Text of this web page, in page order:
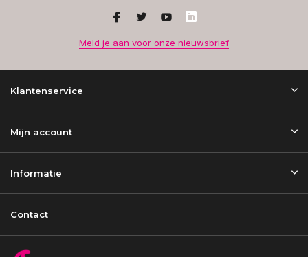
Meld je aan voor onze nieuwsbrief
Klantenservice
Mijn account
Informatie
Contact